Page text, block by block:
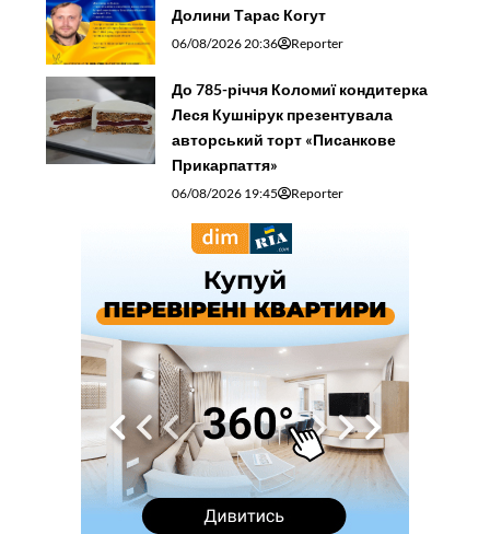
Долини Тарас Когут
06/08/2026 20:36 Reporter
До 785-річчя Коломиї кондитерка
Леся Кушнірук презентувала
авторський торт «Писанкове
Прикарпаття»
06/08/2026 19:45 Reporter